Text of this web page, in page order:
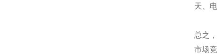
天、
总之
市场